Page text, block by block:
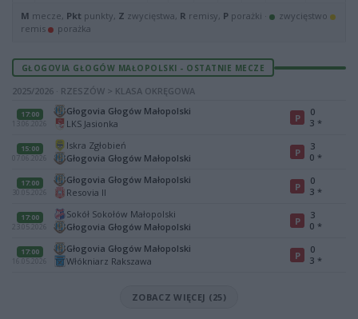
M mecze, Pkt punkty, Z zwycięstwa, R remisy, P porażki ·
zwycięstwo
remis
porażka
GŁOGOVIA GŁOGÓW MAŁOPOLSKI - OSTATNIE MECZE
2025/2026 · RZESZÓW > KLASA OKRĘGOWA
17:00
13.06.2026
Głogovia Głogów Małopolski
LKS Jasionka
P
0
3 *
15:00
07.06.2026
Iskra Zgłobień
Głogovia Głogów Małopolski
P
3
0 *
17:00
30.05.2026
Głogovia Głogów Małopolski
Resovia II
P
0
3 *
17:00
23.05.2026
Sokół Sokołów Małopolski
Głogovia Głogów Małopolski
P
3
0 *
17:00
16.05.2026
Głogovia Głogów Małopolski
Włókniarz Rakszawa
P
0
3 *
ZOBACZ WIĘCEJ (25)